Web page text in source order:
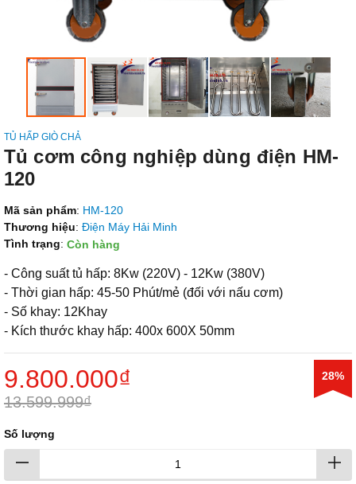
TỦ HẤP GIÒ CHẢ
Tủ cơm công nghiệp dùng điện HM-
120
Mã sản phẩm: HM-120
Thương hiệu: Điện Máy Hải Minh
Tình trạng: Còn hàng
- Công suất tủ hấp: 8Kw (220V) - 12Kw (380V)
- Thời gian hấp: 45-50 Phút/mẻ (đối với nấu cơm)
- Số khay: 12Khay
- Kích thước khay hấp: 400x 600X 50mm
9.800.000₫
13.599.999₫
28%
Số lượng